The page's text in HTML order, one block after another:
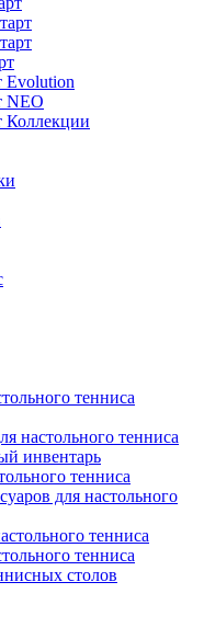
Evolution
NEO
Коллекции
тенниса
настольного тенниса
инвентарь
тенниса
для настольного
тенниса
тенниса
столов